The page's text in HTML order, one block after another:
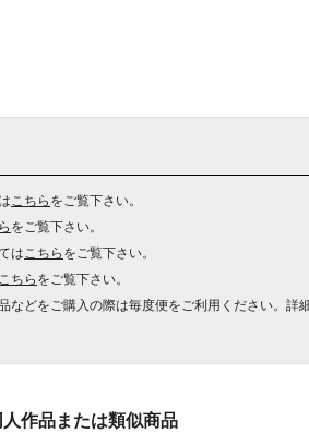
こちらをご覧下さい。
をご覧下さい。
は こちらをご覧下さい。
こちらをご覧下さい。
などをご購入の際は毎度便をご利用ください。詳
作品または類似商品